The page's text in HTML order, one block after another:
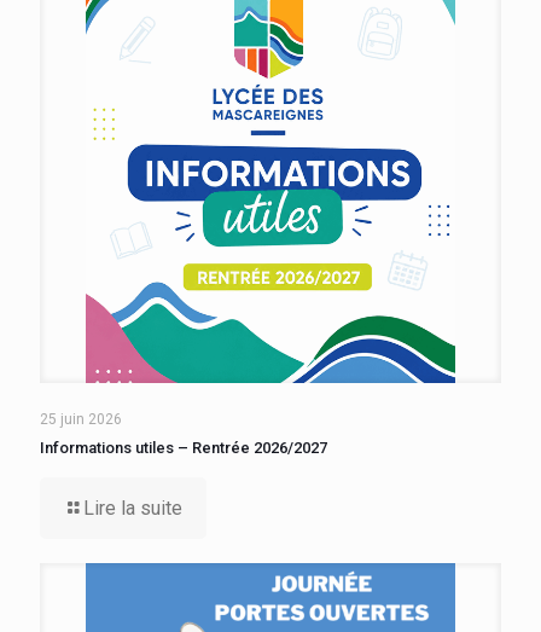
25 juin 2026
Informations utiles – Rentrée 2026/2027
Lire la suite